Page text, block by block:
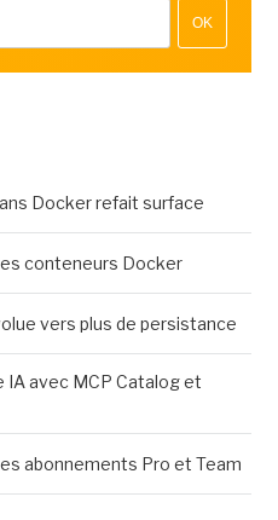
OK
Docker refait surface
conteneurs Docker
vers plus de persistance
avec MCP Catalog et
abonnements Pro et Team